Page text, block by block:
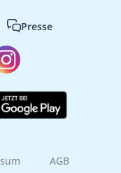
Presse
AGB